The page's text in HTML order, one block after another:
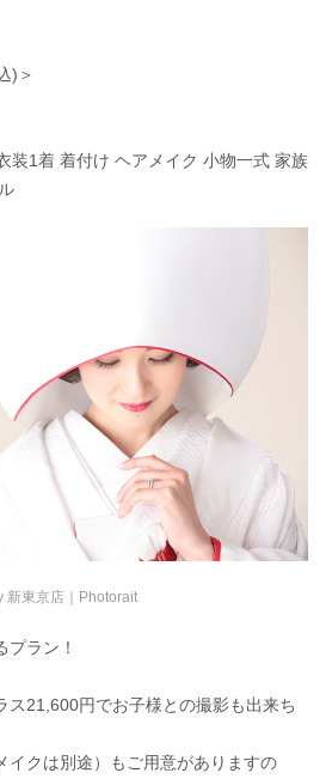
)＞
装1着 着付け ヘアメイク 小物一式 家族
新東京店｜Photorait
プラン！
ス21,600円でお子様との撮影も出来ち
イクは別途）もご用意がありますの